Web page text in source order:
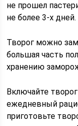
не прошел
не более 3-х дней.
Творог можно
большая часть
хранению
Включайте
ежедневный
приготовьте